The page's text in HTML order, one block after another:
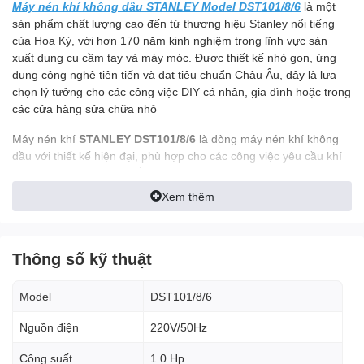
Máy nén khí không dầu STANLEY Model DST101/8/6 là một
sản phẩm chất lượng cao đến từ thương hiệu Stanley nổi tiếng
của Hoa Kỳ, với hơn 170 năm kinh nghiệm trong lĩnh vực sản
xuất dụng cụ cầm tay và máy móc. Được thiết kế nhỏ gọn, ứng
dụng công nghệ tiên tiến và đạt tiêu chuẩn Châu Âu, đây là lựa
chọn lý tưởng cho các công việc DIY cá nhân, gia đình hoặc trong
các cửa hàng sửa chữa nhỏ
Máy nén khí STANLEY DST101/8/6 là dòng máy nén khí không
dầu với thiết kế hiện đại, phù hợp cho các công việc yêu cầu khí
ứng dụng khác trong gia đình, gara ô tô hoặc xưởng cơ khí. Với
2. Đặc điểm nổi bật của máy
nén khí STANLEY DST101/8/6
2.1. Thiết kế nhỏ gọn, tiện lợi
Máy nén khí STANLEY DST101/8/6 được thiết kế với kích thước
Xem thêm
Thông số kỹ thuật
Model DST101/8/6
Nguồn điện 220V/50Hz
Công suất 1.0 Hp